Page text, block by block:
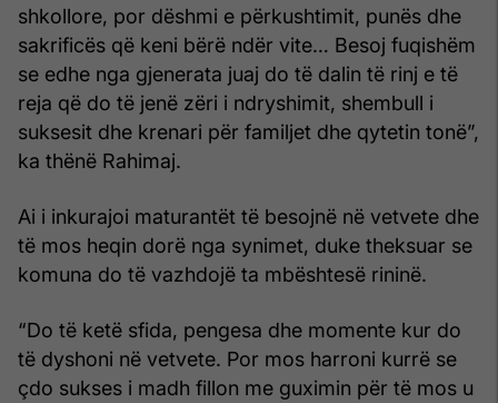
shkollore, por dëshmi e përkushtimit, punës dhe
sakrificës që keni bërë ndër vite… Besoj fuqishëm
se edhe nga gjenerata juaj do të dalin të rinj e të
reja që do të jenë zëri i ndryshimit, shembull i
suksesit dhe krenari për familjet dhe qytetin tonë”,
ka thënë Rahimaj.
Ai i inkurajoi maturantët të besojnë në vetvete dhe
të mos heqin dorë nga synimet, duke theksuar se
komuna do të vazhdojë ta mbështesë rininë.
“Do të ketë sfida, pengesa dhe momente kur do
të dyshoni në vetvete. Por mos harroni kurrë se
çdo sukses i madh fillon me guximin për të mos u